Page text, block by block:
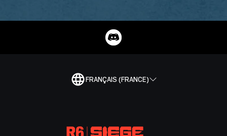
FRANÇAIS (FRANCE)